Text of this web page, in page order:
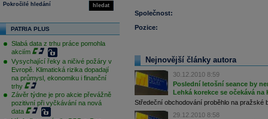
hledat
Pokročilé hledání
PATRIA PLUS
Slabá data z trhu práce pomohla
akciím
Vysychající řeky a ničivé požáry v
Evropě. Klimatická rizika dopadají
na průmysl, ekonomiku i finanční
trhy
Závěr týdne je pro akcie převážně
pozitivní při vyčkávání na nová
data
Společnost:
Pozice:
Nejnovější články autora
30.12.2010 8:59
Poslední letošní seance by
Lehká korekce se očekává na
Středeční obchodování proběhlo na pražské
29.12.2010 8:58